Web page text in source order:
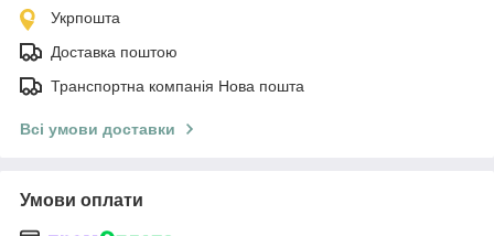
Укрпошта
Доставка поштою
Транспортна компанія Нова пошта
Всі умови доставки
Умови оплати